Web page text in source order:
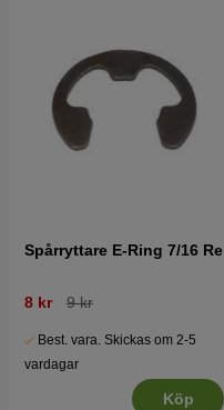
Spårryttare E-Ring 7/16 Re
8 kr 9 kr
Best. vara. Skickas om 2-5
vardagar
Köp